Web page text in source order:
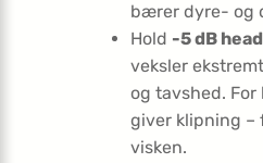
bærer dyre- og
Hold -5 dB
veksler
og tavshed.
giver klipning –
visken.